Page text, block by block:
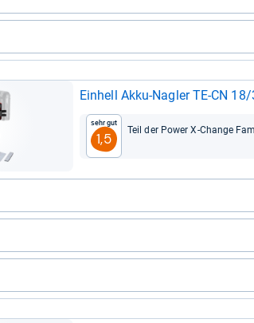
Ein­hell Akku-​Nag­ler TE-​CN
Sehr gut
1,5
Teil der Power X-​Change